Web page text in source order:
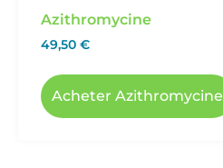
Azithromycine
49,50 €
Acheter Azithromycine